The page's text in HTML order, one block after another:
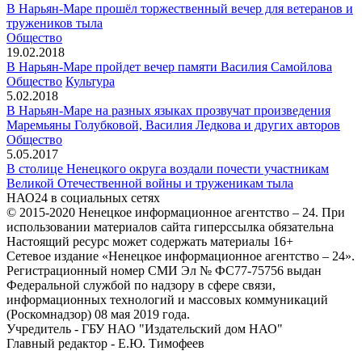
В Нарьян-Маре прошёл торжественный вечер для ветеранов и
тружеников тыла
Общество
19.02.2018
В Нарьян-Маре пройдет вечер памяти Василия Самойлова
Общество Культура
5.02.2018
В Нарьян-Маре на разных языках прозвучат произведения
Маремьяны Голубковой, Василия Ледкова и других авторов
Общество
5.05.2017
В столице Ненецкого округа воздали почести участникам
Великой Отечественной войны и труженикам тыла
НАО24 в социальных сетях
© 2015-2020 Ненецкое информационное агентство – 24. При
использовании материалов сайта гиперссылка обязательна
Настоящий ресурс может содержать материалы 16+
Сетевое издание «Ненецкое информационное агентство – 24».
Регистрационный номер СМИ Эл № ФС77-75756 выдан
Федеральной службой по надзору в сфере связи,
информационных технологий и массовых коммуникаций
(Роскомнадзор) 08 мая 2019 года.
Учредитель - ГБУ НАО "Издательский дом НАО"
Главный редактор - Е.Ю. Тимофеев